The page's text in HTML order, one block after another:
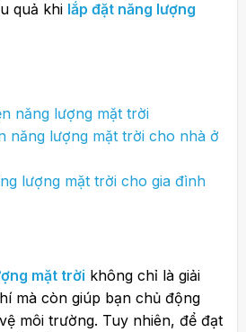
quả khi lắp đặt năng lượng
năng lượng mặt trời
năng lượng mặt trời cho nhà ở
lượng mặt trời cho gia đình
mặt trời không chỉ là giải
mà còn giúp bạn chủ động
môi trường. Tuy nhiên, để đạt